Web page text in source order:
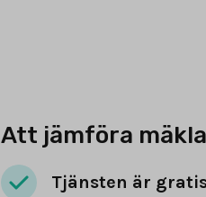
Att jämföra
Tjänsten är